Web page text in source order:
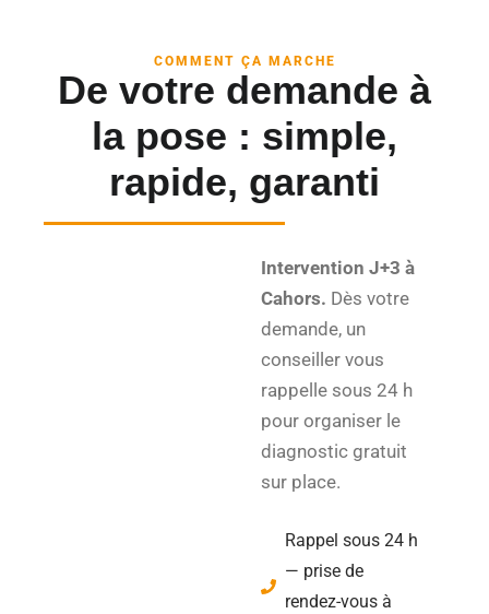
COMMENT ÇA MARCHE
De votre demande à
la pose : simple,
rapide, garanti
Intervention J+3 à
Cahors. Dès votre
demande, un
conseiller vous
rappelle sous 24 h
pour organiser le
diagnostic gratuit
sur place.
Rappel sous 24 h
— prise de
rendez-vous à